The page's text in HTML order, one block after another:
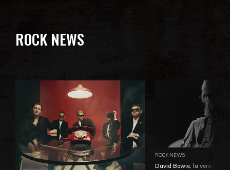
ROCK NEWS
ROCK NEWS
David Bowie, la vera